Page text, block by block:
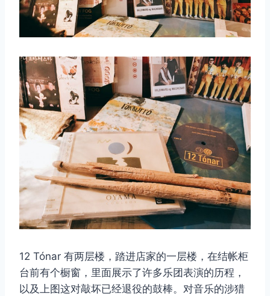
12 Tónar 有两层楼，踏进店家的一层楼，在结帐柜
台前有个橱窗，里面展示了许多乐团表演的历程，
以及上图这对敲坏已经退役的鼓棒。对音乐的涉猎